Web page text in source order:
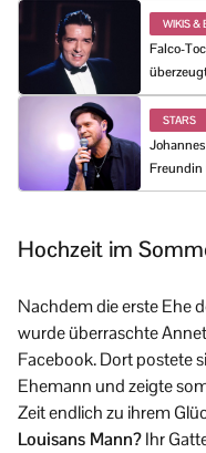
WIKIS &
Falco-
STARS
Freundin
Hochzeit im
Nachdem die erste Ehe
wurde überraschte
Facebook. Dort postete
Ehemann und zeigte
Zeit endlich zu ihrem
Louisans Mann?Ihr